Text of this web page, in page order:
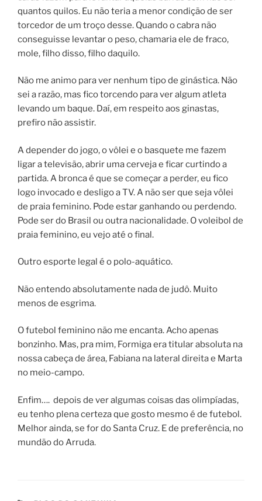
quantos quilos. Eu não teria a menor condição de ser
torcedor de um troço desse. Quando o cabra não
conseguisse levantar o peso, chamaria ele de fraco,
mole, filho disso, filho daquilo.
Não me animo para ver nenhum tipo de ginástica. Não
sei a razão, mas fico torcendo para ver algum atleta
levando um baque. Daí, em respeito aos ginastas,
prefiro não assistir.
A depender do jogo, o vôlei e o basquete me fazem
ligar a televisão, abrir uma cerveja e ficar curtindo a
partida. A bronca é que se começar a perder, eu fico
logo invocado e desligo a TV. A não ser que seja vôlei
de praia feminino. Pode estar ganhando ou perdendo.
Pode ser do Brasil ou outra nacionalidade. O voleibol de
praia feminino, eu vejo até o final.
Outro esporte legal é o polo-aquático.
Não entendo absolutamente nada de judô. Muito
menos de esgrima.
O futebol feminino não me encanta. Acho apenas
bonzinho. Mas, pra mim, Formiga era titular absoluta na
nossa cabeça de área, Fabiana na lateral direita e Marta
no meio-campo.
Enfim…. depois de ver algumas coisas das olimpíadas,
eu tenho plena certeza que gosto mesmo é de futebol.
Melhor ainda, se for do Santa Cruz. E de preferência, no
mundão do Arruda.